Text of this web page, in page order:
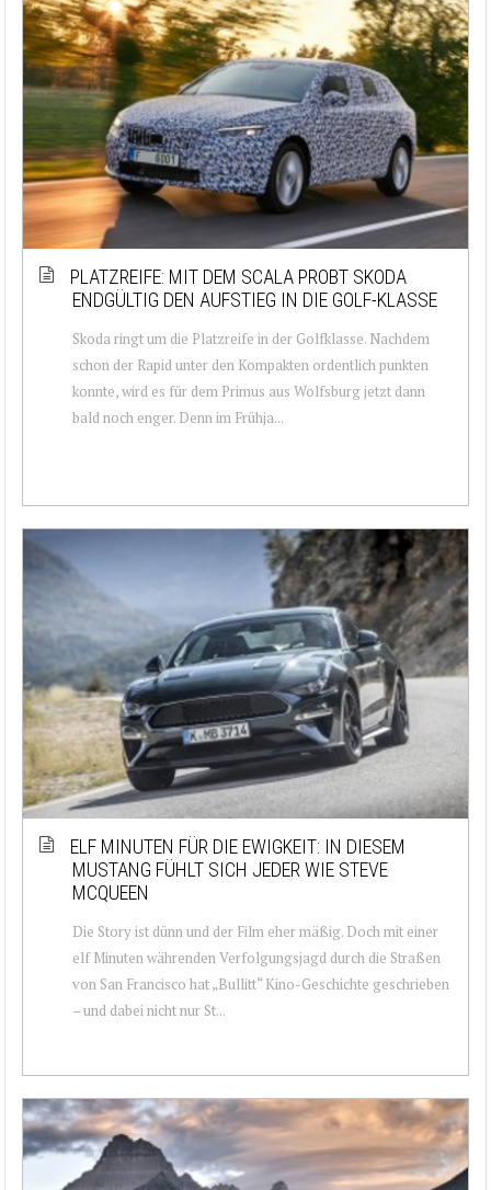
PLATZREIFE: MIT DEM SCALA PROBT SKODA
ENDGÜLTIG DEN AUFSTIEG IN DIE GOLF-KLASSE
Skoda ringt um die Platzreife in der Golfklasse. Nachdem
schon der Rapid unter den Kompakten ordentlich punkten
konnte, wird es für dem Primus aus Wolfsburg jetzt dann
bald noch enger. Denn im Frühja...
ELF MINUTEN FÜR DIE EWIGKEIT: IN DIESEM
MUSTANG FÜHLT SICH JEDER WIE STEVE
MCQUEEN
Die Story ist dünn und der Film eher mäßig. Doch mit einer
elf Minuten währenden Verfolgungsjagd durch die Straßen
von San Francisco hat „Bullitt“ Kino-Geschichte geschrieben
– und dabei nicht nur St...